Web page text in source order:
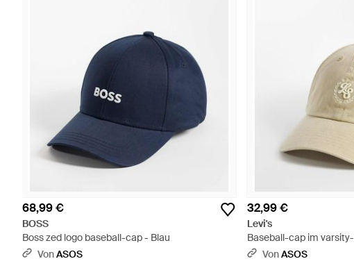
68,99 €
BOSS
Boss zed logo baseball-cap - Blau
VonASOS
32,99 €
Levi's
Baseball-cap im
VonASOS